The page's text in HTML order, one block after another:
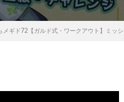
メギド72【ガルド式・ワークアウト】ミッ